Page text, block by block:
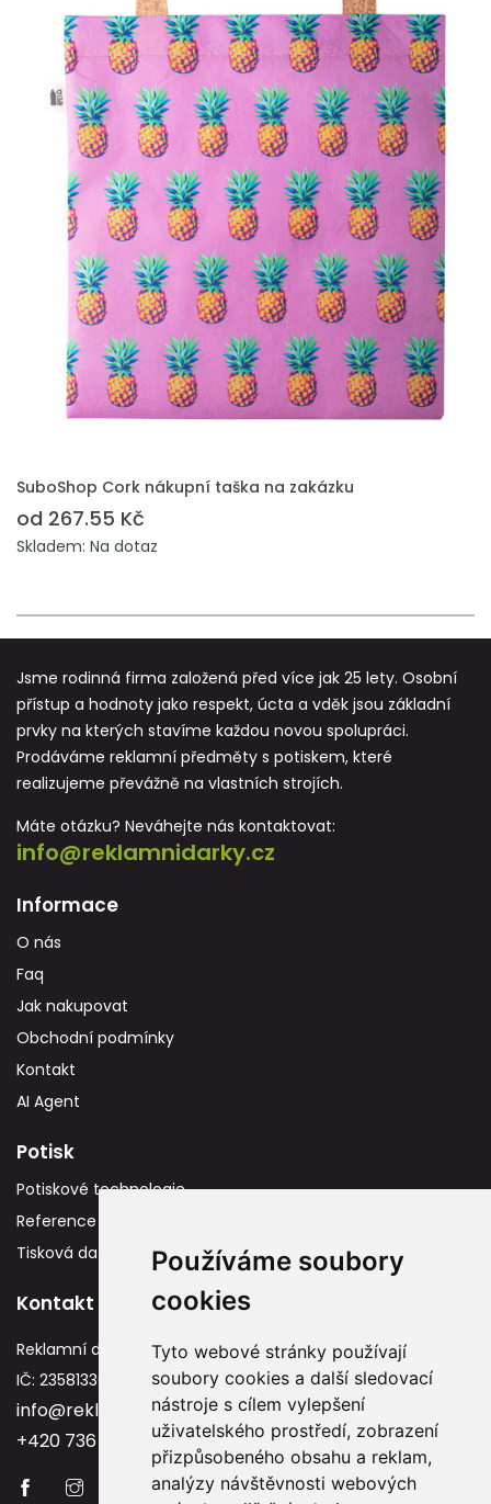
Používáme soubory
cookies
Tyto webové stránky používají
soubory cookies a další sledovací
nástroje s cílem vylepšení
uživatelského prostředí, zobrazení
přizpůsobeného obsahu a reklam,
analýzy návštěvnosti webových
PŘIDAT DO POPTÁVKY
SuboShop Cork nákupní taška na zakázku
od 267.55 Kč
Skladem: Na dotaz
Jsme rodinná firma založená před více jak 25 lety. Osobní
přístup a hodnoty jako respekt, úcta a vděk jsou základní
prvky na kterých stavíme každou novou spolupráci.
Prodáváme reklamní předměty s potiskem, které
realizujeme převážně na vlastních strojích.
Máte otázku? Neváhejte nás kontaktovat:
info@reklamnidarky.cz
Informace
O nás
Faq
Jak nakupovat
Obchodní podmínky
Kontakt
AI Agent
Potisk
Potiskové technologie
Reference
Tisková data
Kontakt
Reklamní dárky
IČ: 23581336
info@reklamnidarky.cz
+420 736 787 715